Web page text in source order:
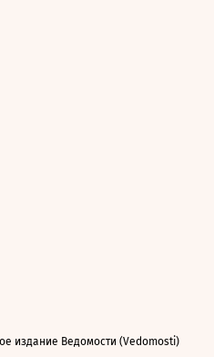
издание Ведомости (Vedomosti)